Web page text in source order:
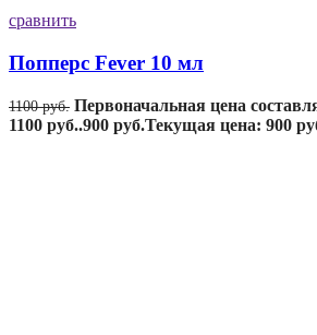
сравнить
Попперс Fever 10 мл
1100руб. Первоначальная цена
1100 руб..900 руб.Текущая цена: 900